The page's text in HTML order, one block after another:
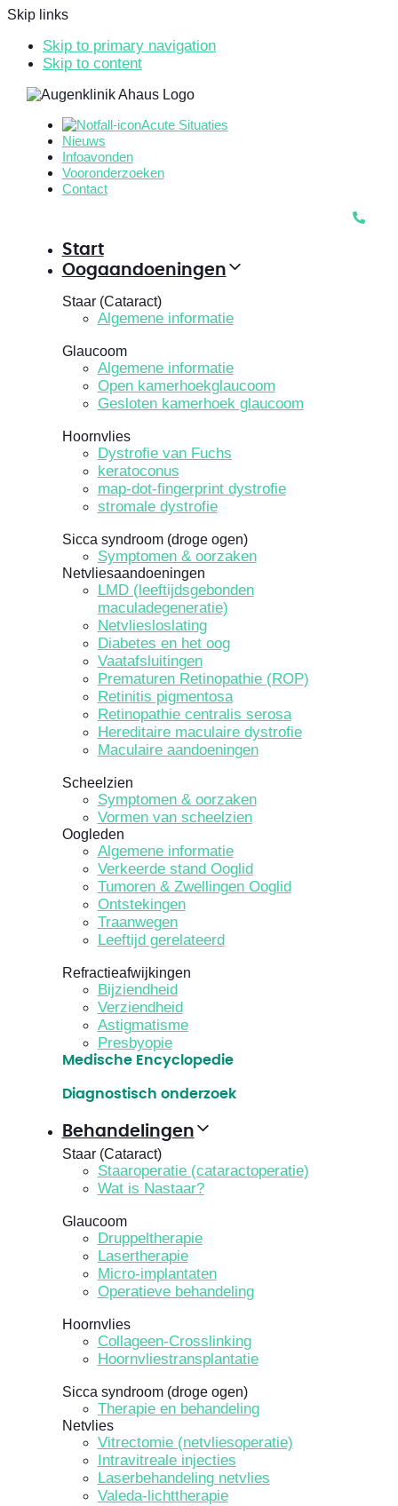
Skip links
Skip to primary navigation
Skip to content
Acute Situaties
Nieuws
Infoavonden
Vooronderzoeken
Contact
Start
Oogaandoeningen
Staar (Cataract)
Algemene informatie
Glaucoom
Algemene informatie
Open kamerhoekglaucoom
Gesloten kamerhoek glaucoom
Hoornvlies
Dystrofie van Fuchs
keratoconus
map-dot-fingerprint dystrofie
stromale dystrofie
Sicca syndroom (droge ogen)
Symptomen & oorzaken
Netvliesaandoeningen
LMD (leeftijdsgebonden
maculadegeneratie)
Netvliesloslating
Diabetes en het oog
Vaatafsluitingen
Prematuren Retinopathie (ROP)
Retinitis pigmentosa
Retinopathie centralis serosa
Hereditaire maculaire dystrofie
Maculaire aandoeningen
Scheelzien
Symptomen & oorzaken
Vormen van scheelzien
Oogleden
Algemene informatie
Verkeerde stand Ooglid
Tumoren & Zwellingen Ooglid
Ontstekingen
Traanwegen
Leeftijd gerelateerd
Refractieafwijkingen
Bijziendheid
Verziendheid
Astigmatisme
Presbyopie
Medische Encyclopedie
Diagnostisch onderzoek
Behandelingen
Staar (Cataract)
Staaroperatie (cataractoperatie)
Wat is Nastaar?
Glaucoom
Druppeltherapie
Lasertherapie
Micro-implantaten
Operatieve behandeling
Hoornvlies
Collageen-Crosslinking
Hoornvliestransplantatie
Sicca syndroom (droge ogen)
Therapie en behandeling
Netvlies
Vitrectomie (netvliesoperatie)
Intravitreale injecties
Laserbehandeling netvlies
Valeda-lichttherapie